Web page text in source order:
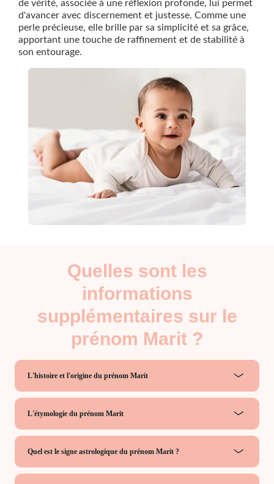
de vérité, associée à une réflexion profonde, lui permet
d'avancer avec discernement et justesse. Comme une
perle précieuse, elle brille par sa simplicité et sa grâce,
apportant une touche de raffinement et de stabilité à
son entourage.
Quelles sont les
informations
supplémentaires sur le
prénom Marit ?
L'histoire et l'origine du prénom Marit
L'étymologie du prénom Marit
Quel est le signe astrologique du prénom Marit ?